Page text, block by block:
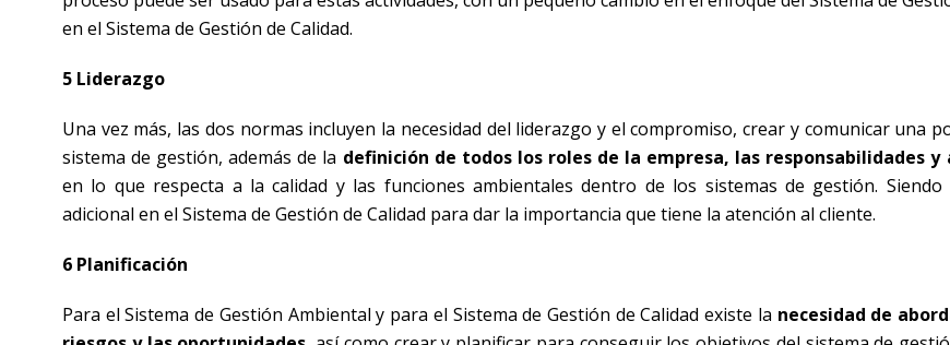
en el Sistema de Gestión de Calidad.
5 Liderazgo
Una vez más, las dos normas incluyen la necesidad del liderazgo y el compromiso, crear y comunicar una
sistema de gestión, además de la definición de todos los roles de la empresa, las responsabilidades y
en lo que respecta a la calidad y las funciones ambientales dentro de los sistemas de gestión.
adicional en el Sistema de Gestión de Calidad para dar la importancia que tiene la atención al cliente.
6 Planificación
Para el Sistema de Gestión Ambiental y para el Sistema de Gestión de Calidad existe la necesidad de